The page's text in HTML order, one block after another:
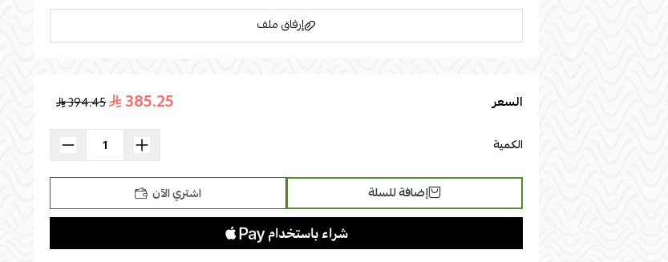
إرفاق ملف
السعر 385.25
394.45
الكمية
إضافة للسلة اشتري الآن